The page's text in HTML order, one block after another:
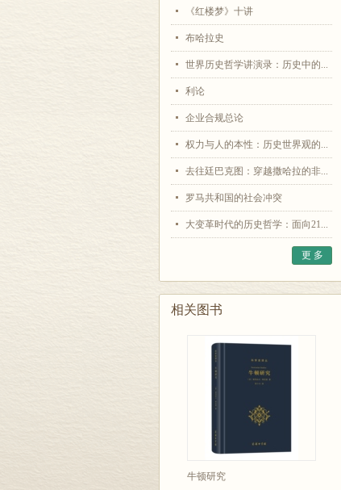
《红楼梦》十讲
布哈拉史
世界历史哲学讲演录：历史中的...
利论
企业合规总论
权力与人的本性：历史世界观的...
去往廷巴克图：穿越撒哈拉的非...
罗马共和国的社会冲突
大变革时代的历史哲学：面向21...
更 多
相关图书
牛顿研究